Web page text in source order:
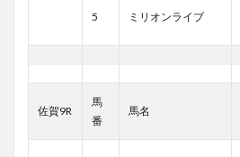
5 ミリオンライブ
佐賀9R
馬
番
馬名